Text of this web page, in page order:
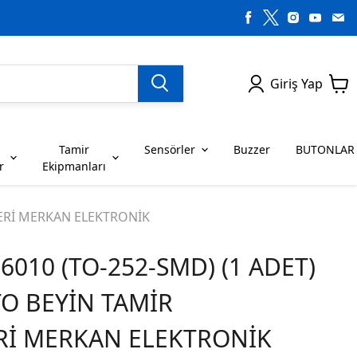
Giriş Yap
SENSÖRLER
BUTONLAR
SERİSİ ENTEGRELER
ENTEGRELER G SERİSİ ENTEGRELER
ENTEGRELER K SERİSİ ENTEGRELER
Dirençler
Tamir
Ekipmanları
Sensörler Buzzer BUTONLAR
MERKAN ELEKTRONİK
(TO-252-SMD) (1 ADET)
BEYİN TAMİR
MERKAN ELEKTRONİK